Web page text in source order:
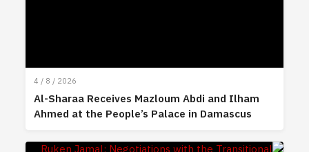
4 / 8 / 2026
Al-Sharaa Receives Mazloum Abdi and Ilham
Ahmed at the People’s Palace in Damascus